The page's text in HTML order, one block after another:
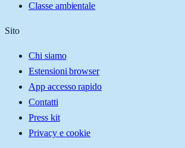
Classe ambientale
Sito
Chi siamo
Estensioni browser
App accesso rapido
Contatti
Press kit
Privacy e cookie